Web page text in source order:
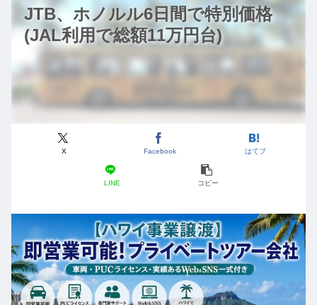
JTB、ホノルル6日間で特別価格
(JAL利用で総額11万円台)
X Facebook はてブ
LINE コピー